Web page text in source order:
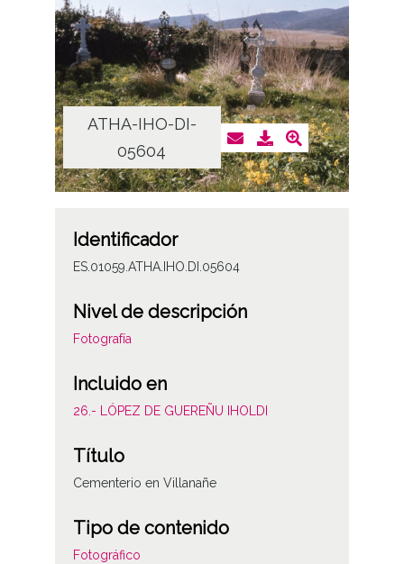
ATHA-IHO-DI-
05604
Identificador
ES.01059.ATHA.IHO.DI.05604
Nivel de descripción
Fotografía
Incluido en
26.- LÓPEZ DE GUEREÑU IHOLDI
Título
Cementerio en Villanañe
Tipo de contenido
Fotográfico